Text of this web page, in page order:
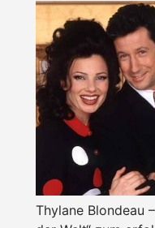
Thylane Blondeau